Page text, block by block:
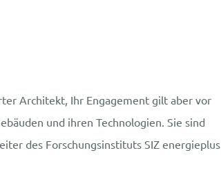
Architekt, Ihr Engagement gilt aber vor
und ihren Technologien. Sie sind
des Forschungsinstituts SIZ energieplus